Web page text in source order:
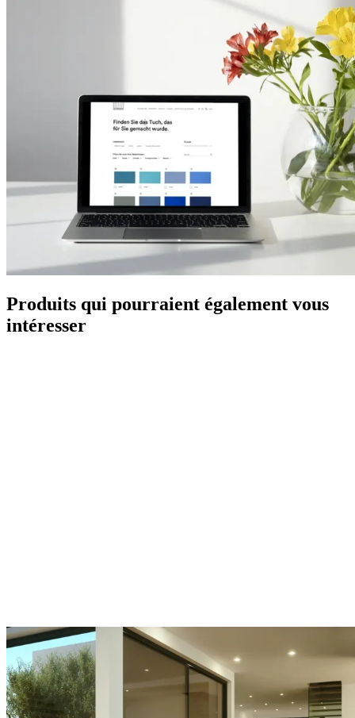
Produits qui pourraient également vous
intéresser